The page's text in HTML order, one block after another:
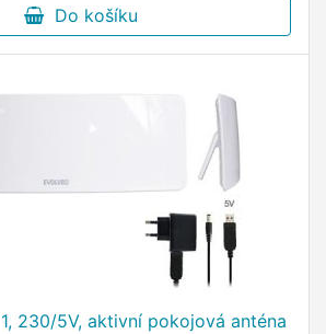
Do košíku
1, 230/5V, aktivní pokojová anténa